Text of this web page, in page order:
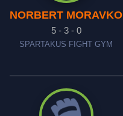
NORBERT MORAVKO
5 - 3 - 0
SPARTAKUS FIGHT GYM